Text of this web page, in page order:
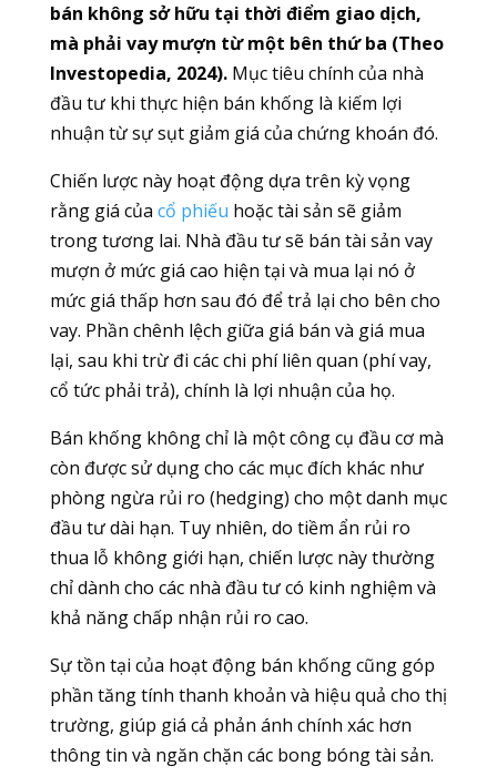
bán không sở hữu tại thời điểm giao dịch,
mà phải vay mượn từ một bên thứ ba (Theo
Investopedia, 2024).Mục tiêu chính của nhà
đầu tư khi thực hiện bán khống là kiếm lợi
nhuận từ sự sụt giảm giá của chứng khoán đó.
Chiến lược này hoạt động dựa trên kỳ vọng
rằng giá của cổ phiếu hoặc tài sản sẽ giảm
trong tương lai. Nhà đầu tư sẽ bán tài sản vay
mượn ở mức giá cao hiện tại và mua lại nó ở
mức giá thấp hơn sau đó để trả lại cho bên cho
vay. Phần chênh lệch giữa giá bán và giá mua
lại, sau khi trừ đi các chi phí liên quan (phí vay,
cổ tức phải trả), chính là lợi nhuận của họ.
Bán khống không chỉ là một công cụ đầu cơ mà
còn được sử dụng cho các mục đích khác như
phòng ngừa rủi ro (hedging) cho một danh mục
đầu tư dài hạn. Tuy nhiên, do tiềm ẩn rủi ro
thua lỗ không giới hạn, chiến lược này thường
chỉ dành cho các nhà đầu tư có kinh nghiệm và
khả năng chấp nhận rủi ro cao.
Sự tồn tại của hoạt động bán khống cũng góp
phần tăng tính thanh khoản và hiệu quả cho thị
trường, giúp giá cả phản ánh chính xác hơn
thông tin và ngăn chặn các bong bóng tài sản.